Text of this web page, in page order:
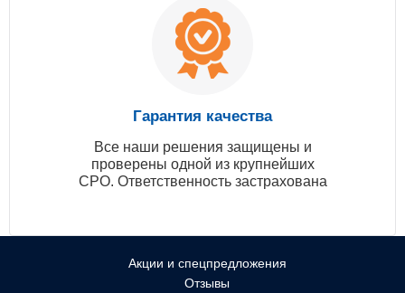
Гарантия качества
Все наши решения защищены и
проверены одной из крупнейших
СРО. Ответственность застрахована
Акции и спецпредложения
Отзывы